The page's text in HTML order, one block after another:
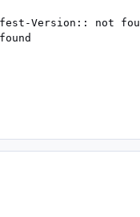
Version:: not